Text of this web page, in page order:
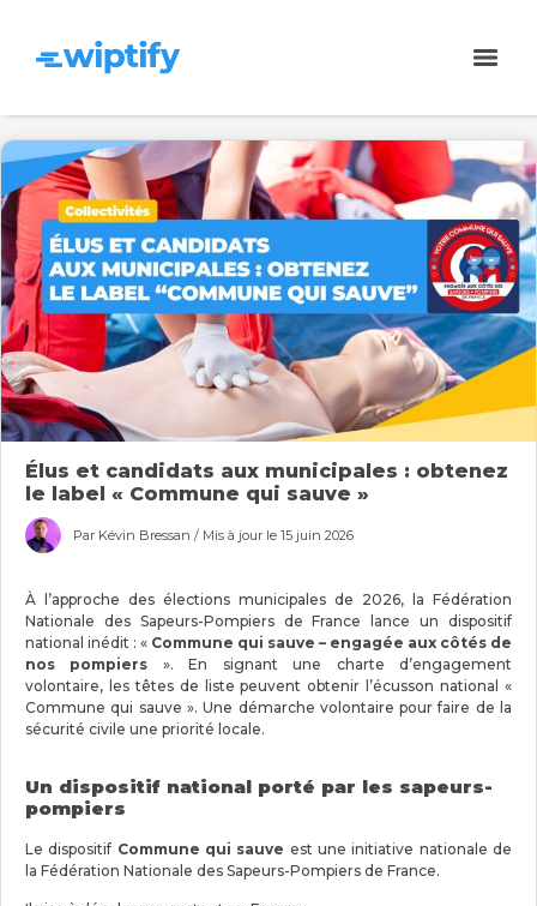
Élus et candidats aux municipales : obtenez
le label « Commune qui sauve »
Par Kévin Bressan / Mis à jour le 15 juin 2026
À l’approche des élections municipales de 2026, la Fédération
Nationale des Sapeurs-Pompiers de France lance un dispositif
national inédit : « Commune qui sauve – engagée aux côtés de
nos pompiers ». En signant une charte d’engagement
volontaire, les têtes de liste peuvent obtenir l’écusson national «
Commune qui sauve ». Une démarche volontaire pour faire de la
sécurité civile une priorité locale.
Un dispositif national porté par les sapeurs-
pompiers
Le dispositif Commune qui sauve est une initiative nationale de
la Fédération Nationale des Sapeurs-Pompiers de France.